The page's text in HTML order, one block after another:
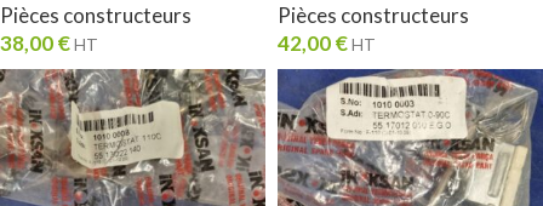
Pièces constructeurs
38,00€HT
Pièces constructeurs
42,00€HT